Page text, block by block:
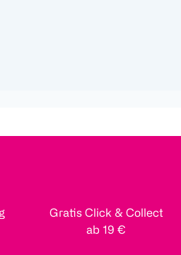
Gratis Click & Collect
ab 19 €